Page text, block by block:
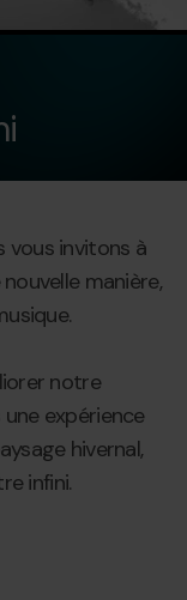
vous invitons à
manière,
notre
expérience
hivernal,
infini.